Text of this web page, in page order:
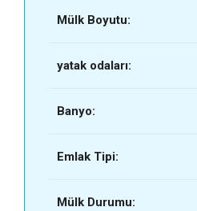
Mülk Boyutu:
yatak odaları:
Banyo:
Emlak Tipi:
Mülk Durumu: